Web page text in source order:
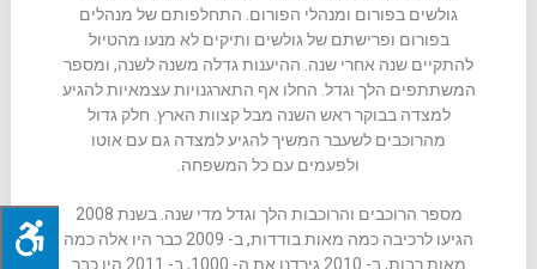
גולשים בפורום ומנהלי הפורום. התחלפותם של מנהלים
בפורום ופרישתם של גולשים ותיקים לא מנעו מהטיול
להתקיים שנה אחרי שנה. ההיענות גדלה משנה לשנה, ומספר
המשתתפים הלך וגדל. החלו אף התארגנויות עצמאיות להגיע
למצדה בבוקר ראש השנה מבל קצוות הארץ. חלק גדול
מהרוכבים לשעבר המשיך להגיע למצדה גם עם אוטו
ולפעמים עם כל המשפחה.
מספר הרוכבים והרוכבות הלך וגדל מדי שנה. בשנת 2008
הגיעו לרכיבה כמה מאות בודדות, ב- 2009 כבר היו אלה כמה
מאות רבות, ב- 2010 גירדנו את ה- 1000, ב- 2011 היו כבר